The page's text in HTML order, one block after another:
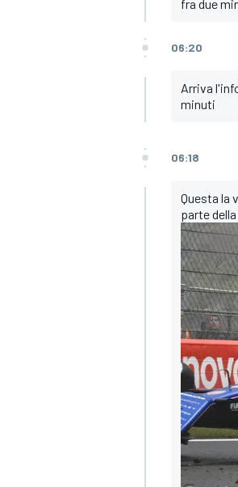
RALLY
fra due
06:20
Arriva
minuti
06:18
Questa la
parte